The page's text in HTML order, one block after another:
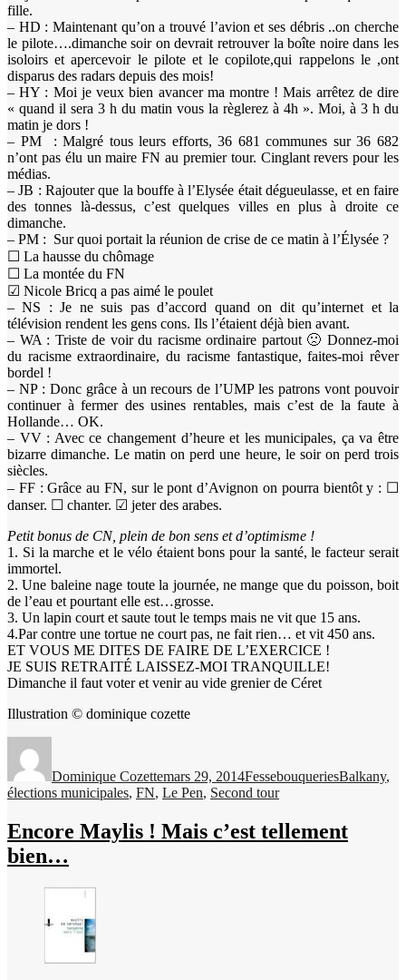
fille.
– HD : Maintenant qu’on a trouvé l’avion et ses débris ..on cherche
le pilote….dimanche soir on devrait retrouver la boîte noire dans les
isoloirs et apercevoir le pilote et le copilote,qui rappelons le ,ont
disparus des radars depuis des mois!
– HY : Moi je veux bien avancer ma montre ! Mais arrêtez de dire
« quand il sera 3 h du matin vous la règlerez à 4h ». Moi, à 3 h du
matin je dors !
– PM : Malgré tous leurs efforts, 36 681 communes sur 36 682
n’ont pas élu un maire FN au premier tour. Cinglant revers pour les
médias.
– JB : Rajouter que la bouffe à l’Elysée était dégueulasse, et en faire
des tonnes là-dessus, c’est quelques villes en plus à droite ce
dimanche.
– PM : Sur quoi portait la réunion de crise de ce matin à l’Élysée ?
☐ La hausse du chômage
☐ La montée du FN
☑ Nicole Bricq a pas aimé le poulet
– NS : Je ne suis pas d’accord quand on dit qu’internet et la
télévision rendent les gens cons. Ils l’étaient déjà bien avant.
– WA : Triste de voir du racisme ordinaire partout 🙁 Donnez-moi
du racisme extraordinaire, du racisme fantastique, faites-moi rêver
bordel !
– NP : Donc grâce à un recours de l’UMP les patrons vont pouvoir
continuer à fermer des usines rentables, mais c’est de la faute à
Hollande… OK.
– VV : Avec ce changement d’heure et les municipales, ça va être
bizarre dimanche. Le matin on perd une heure, le soir on perd trois
siècles.
– FF : Grâce au FN, sur le pont d’Avignon on pourra bientôt y : ☐
danser. ☐ chanter. ☑ jeter des arabes.
Petit bonus de CN, plein de bon sens et d’optimisme !
1. Si la marche et le vélo étaient bons pour la santé, le facteur serait
immortel.
2. Une baleine nage toute la journée, ne mange que du poisson, boit
de l’eau et pourtant elle est…grosse.
3. Un lapin court et saute tout le temps mais ne vit que 15 ans.
4.Par contre une tortue ne court pas, ne fait rien… et vit 450 ans.
ET VOUS ME DITES DE FAIRE DE L’EXERCICE !
JE SUIS RETRAITÉ LAISSEZ-MOI TRANQUILLE!
Dimanche il faut voter et venir au vide grenier de Céret
Illustration © dominique cozette
Dominique Cozettemars 29, 2014FessebouqueriesBalkany,
élections municipales, FN, Le Pen, Second tour
Encore Maylis ! Mais c’est tellement
bien…